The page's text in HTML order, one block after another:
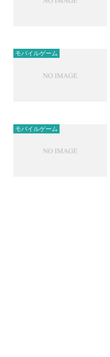
モバイルゲーム
モバイルゲーム